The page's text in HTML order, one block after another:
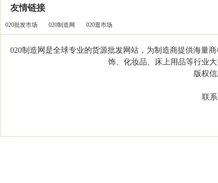
友情链接
020批发市场 020制造网 020逛市场
020制造网是全球专业的货源批发网站，为制造商提供海量
饰、化妆品、床上用品等行业
版权信
联